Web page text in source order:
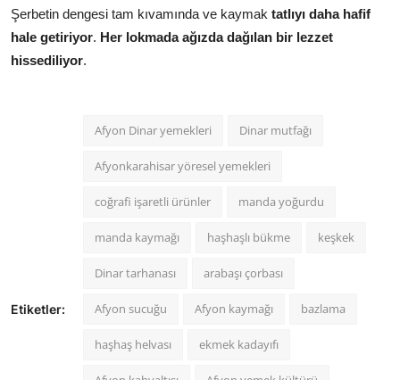
Şerbetin dengesi tam kıvamında ve kaymak tatlıyı daha hafif
hale getiriyor. Her lokmada ağızda dağılan bir lezzet
hissediliyor.
Etiketler:
Afyon Dinar yemekleri Dinar mutfağı
Afyonkarahisar yöresel yemekleri
coğrafi işaretli ürünler manda yoğurdu
manda kaymağı haşhaşlı bükme keşkek
Dinar tarhanası arabaşı çorbası
Afyon sucuğu Afyon kaymağı bazlama
haşhaş helvası ekmek kadayıfı